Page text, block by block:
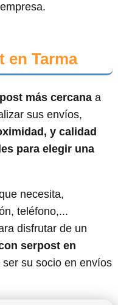
en Tarma
más cercana a
sus envíos,
y calidad
para elegir una
necesita,
teléfono,...
disfrutar de un
serpost en
su socio en envíos